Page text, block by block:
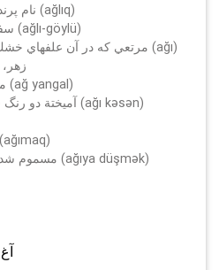
نام پرنده‌اي به اندازة گنجشك. آغليق (ağlıq)
سفيدي، سفيد بودن. آغلى-گؤيلو (ağlı-göylü)
مرتعي كه در آن علفهاي خشك و سبز با هم ديده شود. آغى (ağı)
مسموم، زهر خورده. آغ يانگال (ağ yangal)
آميختة دو رنگ سفيد و زرد حنايي. آغى كسَن (ağı kәsәn)
مسموم، زهر خورده. آغيماق (ağımaq)
مسموم شدن، سمي شدن. آغييا دوشمك (ağıya düşmәk)
آغ